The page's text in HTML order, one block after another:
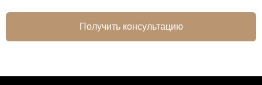
Получить консультацию